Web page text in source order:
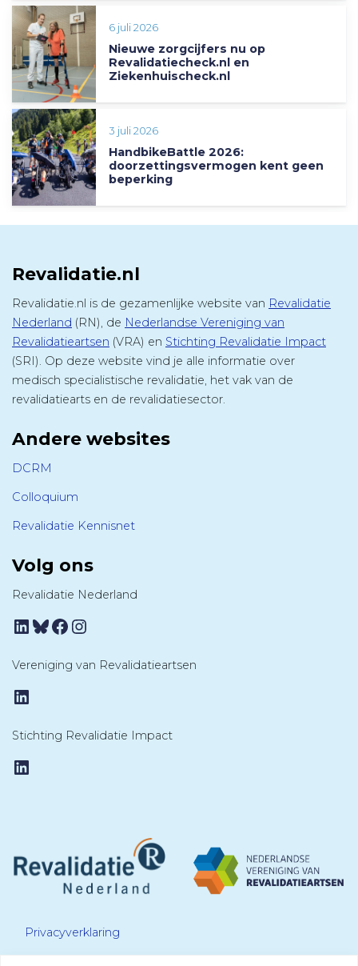
6 juli 2026
Nieuwe zorgcijfers nu op
Revalidatiecheck.nl en
Ziekenhuischeck.nl
3 juli 2026
HandbikeBattle 2026:
doorzettingsvermogen kent geen
beperking
Revalidatie.nl
Revalidatie.nl is de gezamenlijke website van Revalidatie
Nederland (RN), de Nederlandse Vereniging van
Revalidatieartsen (VRA) en Stichting Revalidatie Impact
(SRI). Op deze website vind je alle informatie over
medisch specialistische revalidatie, het vak van de
revalidatiearts en de revalidatiesector.
Andere websites
DCRM
Colloquium
Revalidatie Kennisnet
Volg ons
Revalidatie Nederland
LinkedIn
Bluesky
Facebook
Instagram
Vereniging van Revalidatieartsen
LinkedIn
Stichting Revalidatie Impact
LinkedIn
Privacyverklaring